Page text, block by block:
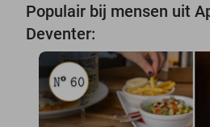
Populair bij mensen uit
Deventer: